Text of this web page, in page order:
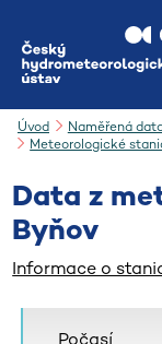
Úvod Naměřená
Meteorologické
Data z
Byňov
Informace o
Počasí